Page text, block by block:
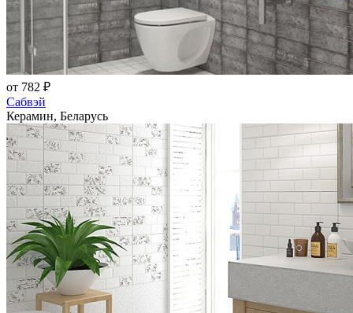
от 782 ₽
Сабвэй
Керамин, Беларусь